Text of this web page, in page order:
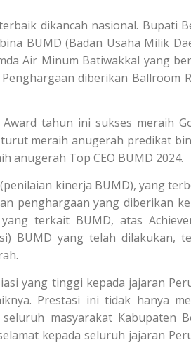
dikancah nasional. Bupati
BUMD (Badan Usaha Milik
Air Minum Batiwakkal yang
diberikan Ballroom
tahun ini sukses meraih
meraih anugerah predikat
anugerah Top CEO BUMD 2024.
kinerja BUMD), yang
penghargaan yang diberikan
terkait BUMD, atas
BUMD yang telah dilakukan,
yang tinggi kepada jajaran
Prestasi ini tidak hanya
masyarakat Kabupaten
kepada seluruh jajaran